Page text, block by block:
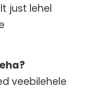
just lehel
veebilehele